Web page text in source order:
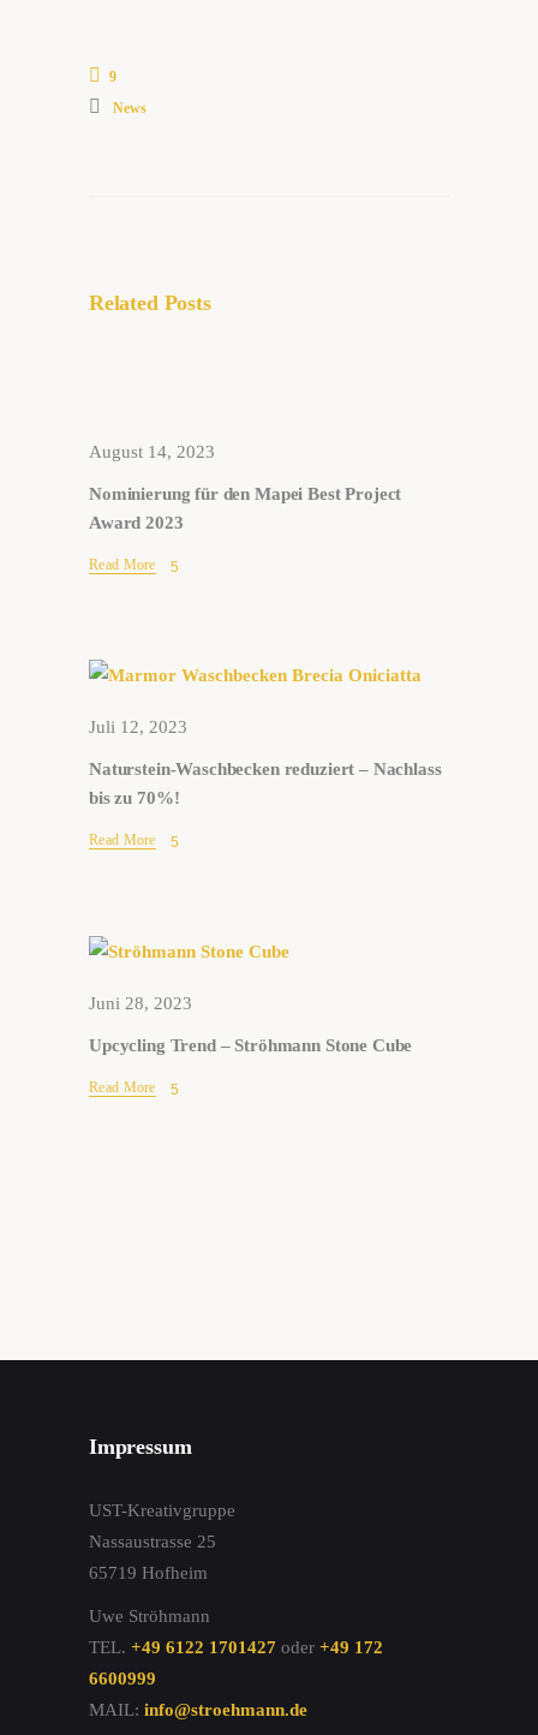
9
News
Related Posts
August 14, 2023
Nominierung für den Mapei Best Project
Award 2023
Read More
Juli 12, 2023
Naturstein-Waschbecken reduziert – Nachlass
bis zu 70%!
Read More
Juni 28, 2023
Upcycling Trend – Ströhmann Stone Cube
Read More
Impressum
UST-Kreativgruppe
Nassaustrasse 25
65719 Hofheim
Uwe Ströhmann
TEL. +49 6122 1701427 oder +49 172
6600999
MAIL: info@stroehmann.de